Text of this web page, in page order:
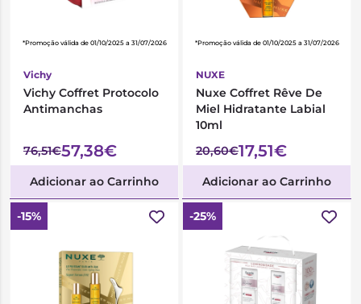
*Promoção válida de 01/10/2025 a 31/07/2026
Vichy
Vichy Coffret Protocolo
Antimanchas
76,51€57,38€
Adicionar ao Carrinho
*Promoção válida de 01/10/2025 a 31/07/2026
NUXE
Nuxe Coffret Rêve De
Miel Hidratante Labial
10ml
20,60€17,51€
Adicionar ao Carrinho
-15% -25%